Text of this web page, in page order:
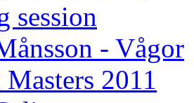
session
- Vågor
2011